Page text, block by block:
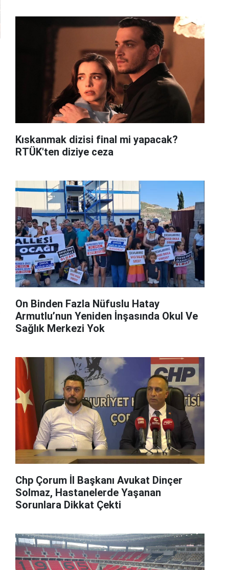
Kıskanmak dizisi final mi yapacak?
RTÜK'ten diziye ceza
On Binden Fazla Nüfuslu Hatay
Armutlu’nun Yeniden İnşasında Okul Ve
Sağlık Merkezi Yok
Chp Çorum İl Başkanı Avukat Dinçer
Solmaz, Hastanelerde Yaşanan
Sorunlara Dikkat Çekti